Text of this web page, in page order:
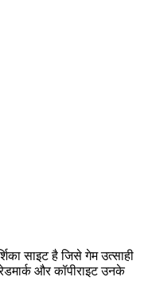
साइट है जिसे गेम उत्साही
और कॉपीराइट उनके